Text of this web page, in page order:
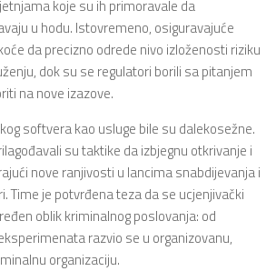
koje su ih primoravale da
u hodu. Istovremeno, osiguravajuće
da precizno odrede nivo izloženosti riziku
dok su se regulatori borili sa pitanjem
na nove izazove.
softvera kao usluge bile su dalekosežne.
su taktike da izbjegnu otkrivanje i
nove ranjivosti u lancima snabdijevanja i
Time je potvrđena teza da se ucjenjivački
oblik kriminalnog poslovanja: od
razvio se u organizovanu,
organizaciju.